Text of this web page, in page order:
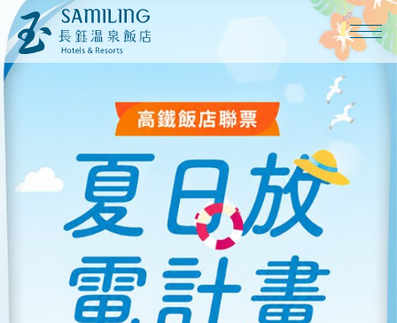
早鳥7折入住
續住再享優惠